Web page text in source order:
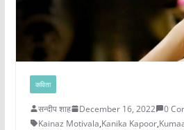
कविता
सन्दीप शाह December 16, 2022
0
Kainaz Motivala,Kanika Kapoor,